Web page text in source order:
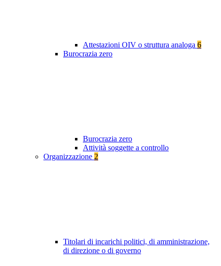
Attestazioni OIV o struttura analoga 6
Burocrazia zero
Burocrazia zero
Attività soggette a controllo
Organizzazione 2
Titolari di incarichi politici, di amministrazione,
di direzione o di governo